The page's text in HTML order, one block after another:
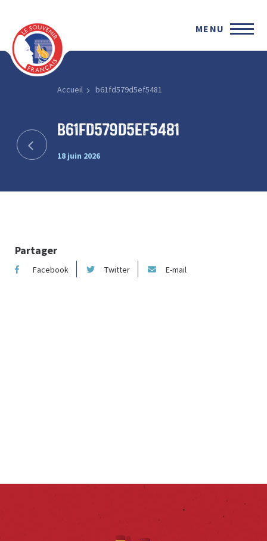
MENU
Accueil b61fd579d5ef5481
b61fd579d5ef5481
18 juin 2026
Partager
Facebook Twitter E-mail